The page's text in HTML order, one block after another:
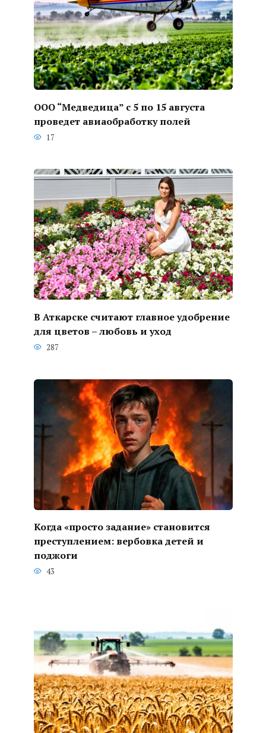
ООО “Медведица” с 5 по 15 августа
проведет авиаобработку полей
17
В Аткарске считают главное удобрение
для цветов – любовь и уход
287
Когда «просто задание» становится
преступлением: вербовка детей и
поджоги
43